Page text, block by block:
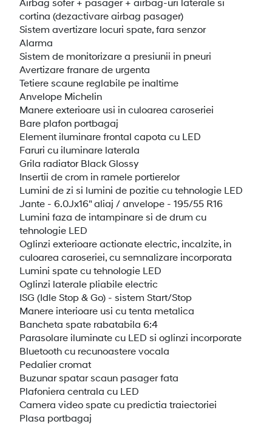
cortina (dezactivare airbag pasager)
Sistem avertizare locuri spate, fara senzor
Alarma
Sistem de monitorizare a presiunii in pneuri
Avertizare franare de urgenta
Tetiere scaune reglabile pe inaltime
Anvelope Michelin
Manere exterioare usi in culoarea caroseriei
Bare plafon portbagaj
Element iluminare frontal capota cu LED
Faruri cu iluminare laterala
Grila radiator Black Glossy
Insertii de crom in ramele portierelor
Lumini de zi si lumini de pozitie cu tehnologie LED
Jante - 6.0Jx16" aliaj / anvelope - 195/55 R16
Lumini faza de intampinare si de drum cu
tehnologie LED
Oglinzi exterioare actionate electric, incalzite, in
culoarea caroseriei, cu semnalizare incorporata
Lumini spate cu tehnologie LED
Oglinzi laterale pliabile electric
ISG (Idle Stop & Go) - sistem Start/Stop
Manere interioare usi cu tenta metalica
Bancheta spate rabatabila 6:4
Parasolare iluminate cu LED si oglinzi incorporate
Bluetooth cu recunoastere vocala
Pedalier cromat
Buzunar spatar scaun pasager fata
Plafoniera centrala cu LED
Camera video spate cu predictia traiectoriei
Plasa portbagaj